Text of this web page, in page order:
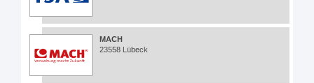
MACH
23558 Lübeck